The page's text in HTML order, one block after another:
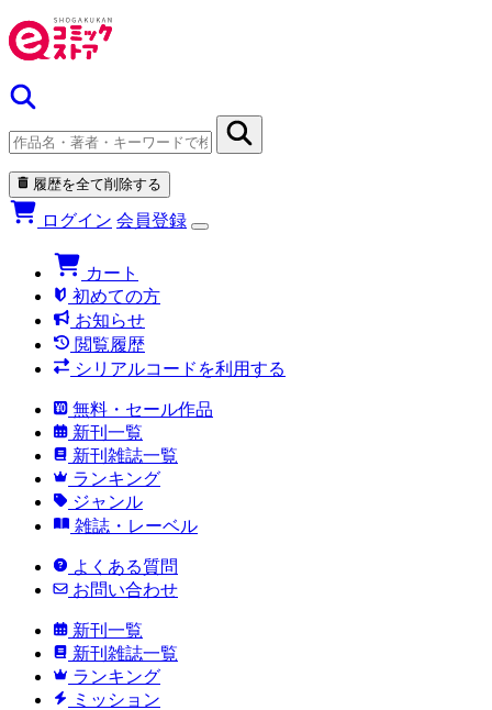
履歴を全て削除する
ログイン 会員登録
カート
初めての方
お知らせ
閲覧履歴
シリアルコードを利用する
無料・セール作品
新刊一覧
新刊雑誌一覧
ランキング
ジャンル
雑誌・レーベル
よくある質問
お問い合わせ
新刊一覧
新刊雑誌一覧
ランキング
ミッション